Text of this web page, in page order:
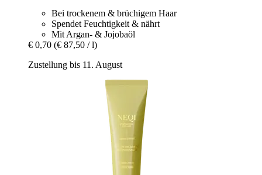
Bei trockenem & brüchigem Haar
Spendet Feuchtigkeit & nährt
Mit Argan- & Jojobaöl
€ 0,70 (€ 87,50 / l)
Zustellung bis 11. August